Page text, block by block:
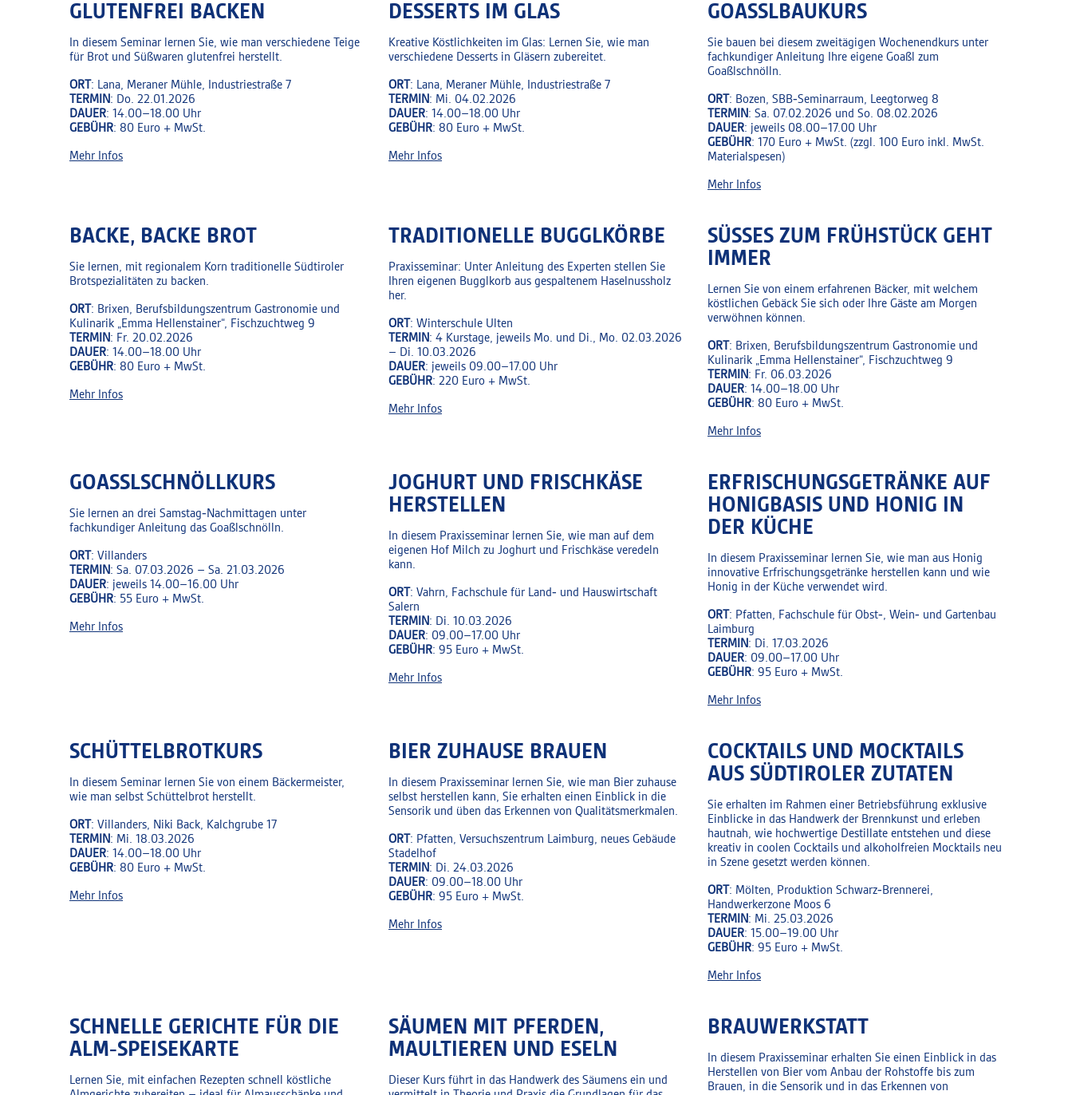
GLUTENFREI BACKEN
In diesem Seminar lernen Sie, wie man verschiedene Teige
für Brot und Süßwaren glutenfrei herstellt.
ORT: Lana, Meraner Mühle, Industriestraße 7
TERMIN: Do. 22.01.2026
DAUER: 14.00–18.00 Uhr
GEBÜHR: 80 Euro + MwSt.
Mehr Infos
DESSERTS IM GLAS
Kreative Köstlichkeiten im Glas: Lernen Sie, wie man
verschiedene Desserts in Gläsern zubereitet.
ORT: Lana, Meraner Mühle, Industriestraße 7
TERMIN: Mi. 04.02.2026
DAUER: 14.00–18.00 Uhr
GEBÜHR: 80 Euro + MwSt.
Mehr Infos
GOASSLBAUKURS
Sie bauen bei diesem zweitägigen Wochenendkurs unter
fachkundiger Anleitung Ihre eigene Goaßl zum
Goaßlschnölln.
ORT: Bozen, SBB‑Seminarraum, Leegtorweg 8
TERMIN: Sa. 07.02.2026 und So. 08.02.2026
DAUER: jeweils 08.00–17.00 Uhr
GEBÜHR: 170 Euro + MwSt. (zzgl. 100 Euro inkl. MwSt.
Materialspesen)
Mehr Infos
BACKE, BACKE BROT
Sie lernen, mit regionalem Korn traditionelle Südtiroler
Brotspezialitäten zu backen.
ORT: Brixen, Berufsbildungszentrum Gastronomie und
Kulinarik „Emma Hellenstainer“, Fischzuchtweg 9
TERMIN: Fr. 20.02.2026
DAUER: 14.00–18.00 Uhr
GEBÜHR: 80 Euro + MwSt.
Mehr Infos
TRADITIONELLE BUGGLKÖRBE
Praxisseminar: Unter Anleitung des Experten stellen Sie
Ihren eigenen Bugglkorb aus gespaltenem Haselnussholz
her.
ORT: Winterschule Ulten
TERMIN: 4 Kurstage, jeweils Mo. und Di., Mo. 02.03.2026
– Di. 10.03.2026
DAUER: jeweils 09.00–17.00 Uhr
GEBÜHR: 220 Euro + MwSt.
Mehr Infos
SÜSSES ZUM FRÜHSTÜCK GEHT
IMMER
Lernen Sie von einem erfahrenen Bäcker, mit welchem
köstlichen Gebäck Sie sich oder Ihre Gäste am Morgen
verwöhnen können.
ORT: Brixen, Berufsbildungszentrum Gastronomie und
Kulinarik „Emma Hellenstainer“, Fischzuchtweg 9
TERMIN: Fr. 06.03.2026
DAUER: 14.00–18.00 Uhr
GEBÜHR: 80 Euro + MwSt.
Mehr Infos
GOASSLSCHNÖLLKURS
Sie lernen an drei Samstag‑Nachmittagen unter
fachkundiger Anleitung das Goaßlschnölln.
ORT: Villanders
TERMIN: Sa. 07.03.2026 – Sa. 21.03.2026
DAUER: jeweils 14.00–16.00 Uhr
GEBÜHR: 55 Euro + MwSt.
Mehr Infos
JOGHURT UND FRISCHKÄSE
HERSTELLEN
In diesem Praxisseminar lernen Sie, wie man auf dem
eigenen Hof Milch zu Joghurt und Frischkäse veredeln
kann.
ORT: Vahrn, Fachschule für Land‑ und Hauswirtschaft
Salern
TERMIN: Di. 10.03.2026
DAUER: 09.00–17.00 Uhr
GEBÜHR: 95 Euro + MwSt.
Mehr Infos
ERFRISCHUNGSGETRÄNKE AUF
HONIGBASIS UND HONIG IN
DER KÜCHE
In diesem Praxisseminar lernen Sie, wie man aus Honig
innovative Erfrischungsgetränke herstellen kann und wie
Honig in der Küche verwendet wird.
ORT: Pfatten, Fachschule für Obst‑, Wein‑ und Gartenbau
Laimburg
TERMIN: Di. 17.03.2026
DAUER: 09.00–17.00 Uhr
GEBÜHR: 95 Euro + MwSt.
Mehr Infos
SCHÜTTELBROTKURS
In diesem Seminar lernen Sie von einem Bäckermeister,
wie man selbst Schüttelbrot herstellt.
ORT: Villanders, Niki Back, Kalchgrube 17
TERMIN: Mi. 18.03.2026
DAUER: 14.00–18.00 Uhr
GEBÜHR: 80 Euro + MwSt.
Mehr Infos
BIER ZUHAUSE BRAUEN
In diesem Praxisseminar lernen Sie, wie man Bier zuhause
selbst herstellen kann, Sie erhalten einen Einblick in die
Sensorik und üben das Erkennen von Qualitätsmerkmalen.
ORT: Pfatten, Versuchszentrum Laimburg, neues Gebäude
Stadelhof
TERMIN: Di. 24.03.2026
DAUER: 09.00–18.00 Uhr
GEBÜHR: 95 Euro + MwSt.
Mehr Infos
COCKTAILS UND MOCKTAILS
AUS SÜDTIROLER ZUTATEN
Sie erhalten im Rahmen einer Betriebsführung exklusive
Einblicke in das Handwerk der Brennkunst und erleben
hautnah, wie hochwertige Destillate entstehen und diese
kreativ in coolen Cocktails und alkoholfreien Mocktails neu
in Szene gesetzt werden können.
ORT: Mölten, Produktion Schwarz‑Brennerei,
Handwerkerzone Moos 6
TERMIN: Mi. 25.03.2026
DAUER: 15.00–19.00 Uhr
GEBÜHR: 95 Euro + MwSt.
Mehr Infos
SCHNELLE GERICHTE FÜR DIE
ALM‑SPEISEKARTE
Lernen Sie, mit einfachen Rezepten schnell köstliche
SÄUMEN MIT PFERDEN,
MAULTIEREN UND ESELN
Dieser Kurs führt in das Handwerk des Säumens ein und
BRAUWERKSTATT
In diesem Praxisseminar erhalten Sie einen Einblick in das
Herstellen von Bier vom Anbau der Rohstoffe bis zum
Brauen, in die Sensorik und in das Erkennen von